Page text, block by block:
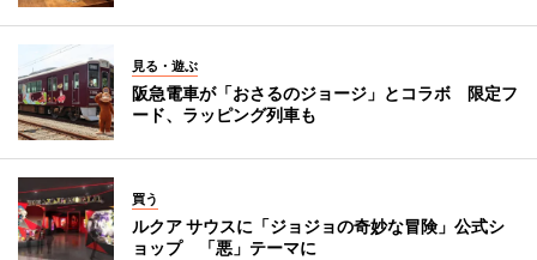
見る・遊ぶ
阪急電車が「おさるのジョージ」とコラボ 限定フ
ード、ラッピング列車も
買う
ルクア サウスに「ジョジョの奇妙な冒険」公式シ
ョップ 「悪」テーマに